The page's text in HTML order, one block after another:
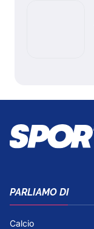
PARLIAMO DI
Calcio